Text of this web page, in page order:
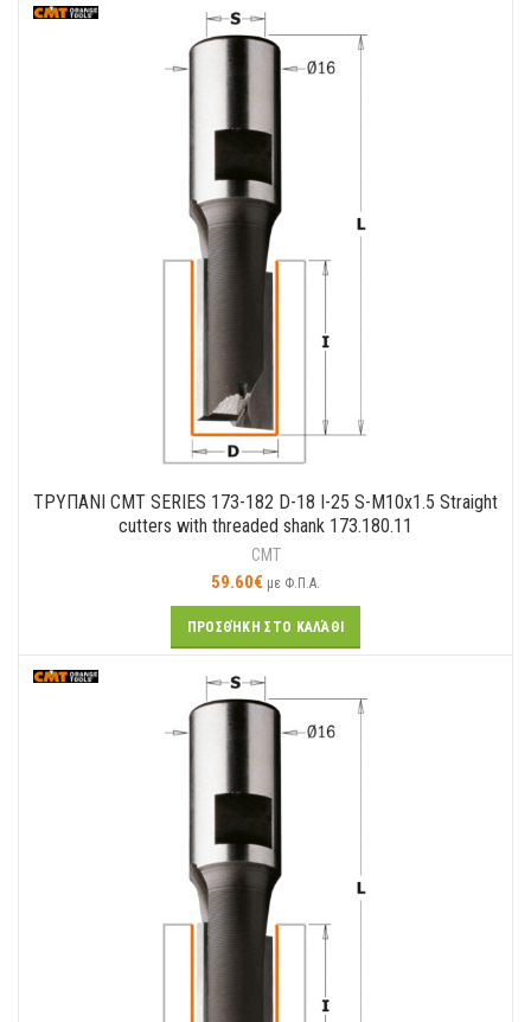
ΤΡΥΠΑΝΙ CMT SERIES 173-182 D-18 I-25 S-M10x1.5 Straight
cutters with threaded shank 173.180.11
CMT
59.60€ με Φ.Π.Α.
ΠΡΟΣΘΉΚΗ ΣΤΟ ΚΑΛΆΘΙ